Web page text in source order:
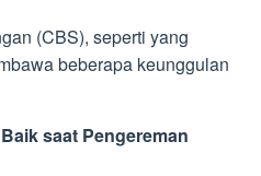
(CBS), seperti yang
beberapa keunggulan
saat Pengereman